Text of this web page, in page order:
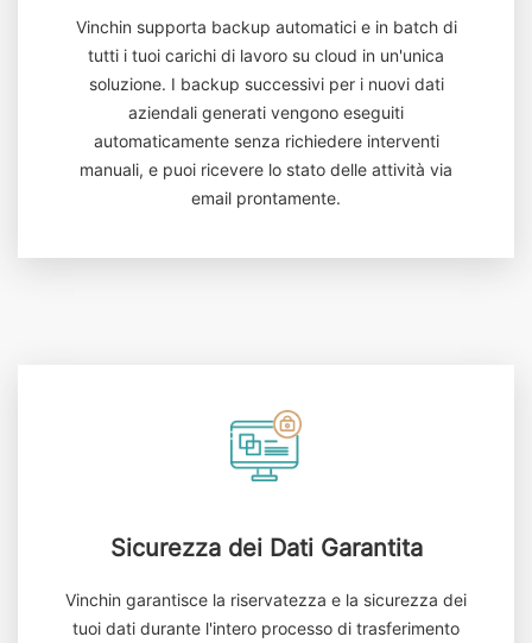
Vinchin supporta backup automatici e in batch di
tutti i tuoi carichi di lavoro su cloud in un'unica
soluzione. I backup successivi per i nuovi dati
aziendali generati vengono eseguiti
automaticamente senza richiedere interventi
manuali, e puoi ricevere lo stato delle attività via
email prontamente.
Sicurezza dei Dati Garantita
Vinchin garantisce la riservatezza e la sicurezza dei
tuoi dati durante l'intero processo di trasferimento